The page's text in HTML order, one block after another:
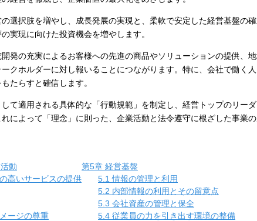
意事項
通信・AV工事
空調・省エネ
消防・非常用設備
個人事業主の登録要項
営業職
経理職
管理職
協力業者の登録要項
選択肢を増やし、成長発展の実現と、柔軟で安定した経営基盤の
実現に向けた投資機会を増やします。
発の充実によるお客様への先進の商品やソリューションの提供、
クホルダーに対し報いることにつながります。特に、会社で働く
たらすと確信します。
て適用される具体的な「行動規範」を制定し、経営トップのリー
によって「理念」に則った、企業活動と法令遵守に根ざした事業
動
第5章 経営基盤
高いサービスの提供
5.1 情報の管理と利用
5.2 内部情報の利用とその留意点
5.3 会社資産の管理と保全
ージの尊重
5.4 従業員の力を引き出す環境の整備